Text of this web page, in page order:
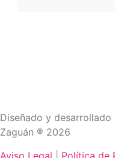
Diseñado y
Zaguán ® 2026
Aviso Legal
Política de